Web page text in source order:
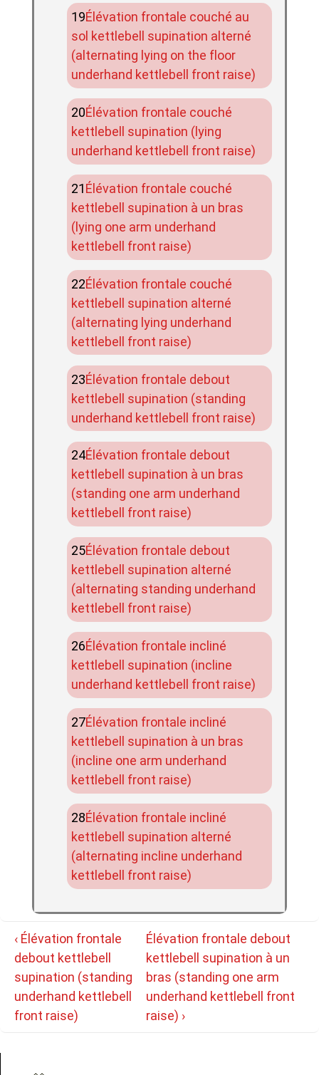
Élévation frontale couché au
sol kettlebell supination alterné
(alternating lying on the floor
underhand kettlebell front raise)
Élévation frontale couché
kettlebell supination (lying
underhand kettlebell front raise)
Élévation frontale couché
kettlebell supination à un bras
(lying one arm underhand
kettlebell front raise)
Élévation frontale couché
kettlebell supination alterné
(alternating lying underhand
kettlebell front raise)
Élévation frontale debout
kettlebell supination (standing
underhand kettlebell front raise)
Élévation frontale debout
kettlebell supination à un bras
(standing one arm underhand
kettlebell front raise)
Élévation frontale debout
kettlebell supination alterné
(alternating standing underhand
kettlebell front raise)
Élévation frontale incliné
kettlebell supination (incline
underhand kettlebell front raise)
Élévation frontale incliné
kettlebell supination à un bras
(incline one arm underhand
kettlebell front raise)
Élévation frontale incliné
kettlebell supination alterné
(alternating incline underhand
kettlebell front raise)
Navigation
de
l’article
Previous
Post
is
‹ Élévation frontale
debout kettlebell
supination (standing
underhand kettlebell
front raise)
Next
Post
is
Élévation frontale debout
kettlebell supination à un
bras (standing one arm
underhand kettlebell front
raise) ›